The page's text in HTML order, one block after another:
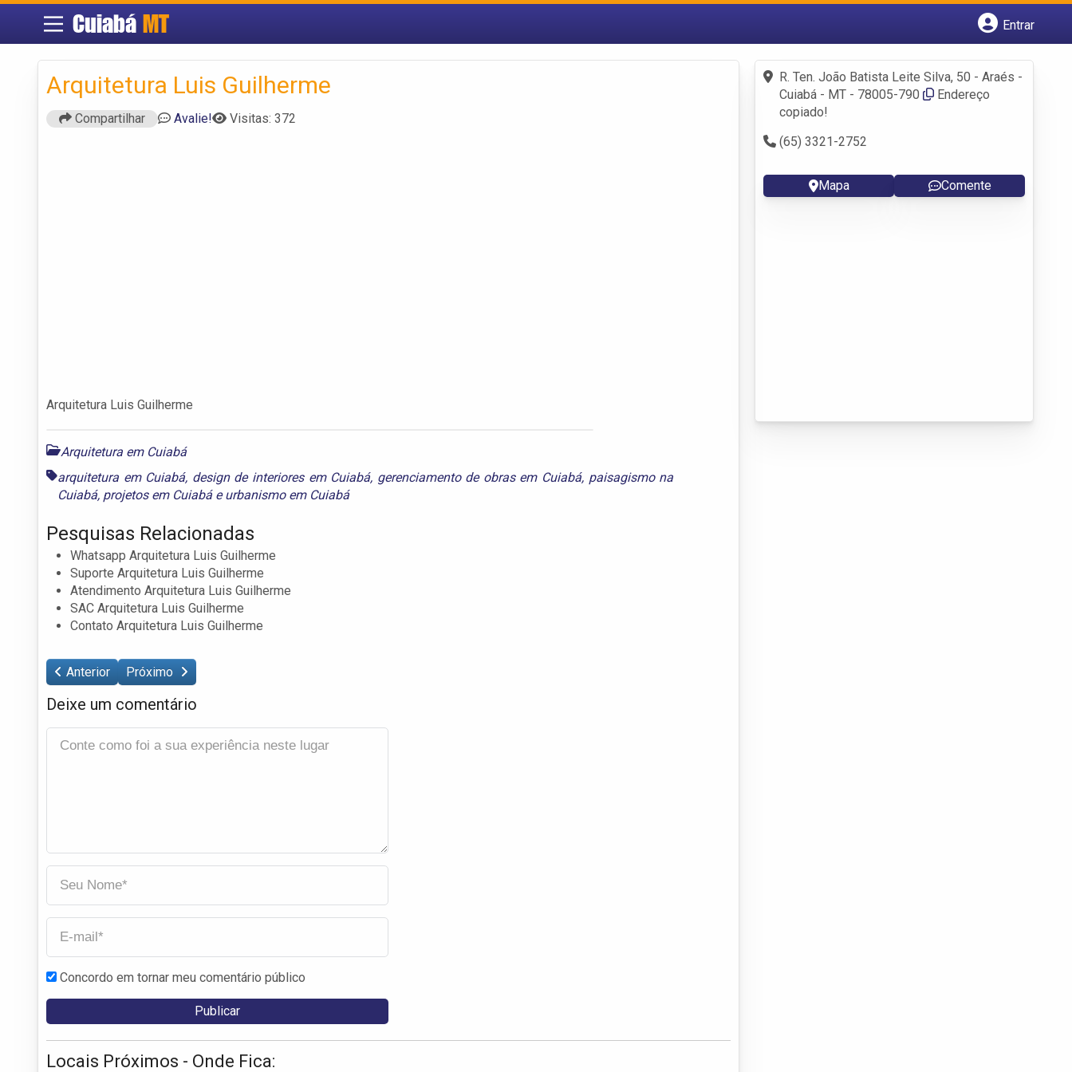
Cuiabá MT
Entrar
Fazer login
Criar conta
Arquitetura Luis Guilherme
Compartilhar Avalie! Visitas: 372
Arquitetura Luis Guilherme
Arquitetura em Cuiabá
arquitetura em Cuiabá, design de interiores em Cuiabá, gerenciamento de obras em Cuiabá, paisagismo na
Cuiabá, projetos em Cuiabáeurbanismo em Cuiabá
Pesquisas Relacionadas
Whatsapp Arquitetura Luis Guilherme
Suporte Arquitetura Luis Guilherme
Atendimento Arquitetura Luis Guilherme
SAC Arquitetura Luis Guilherme
Contato Arquitetura Luis Guilherme
Anterior Próximo
Deixe um comentário
Concordo em tornar meu comentário público
Locais Próximos - Onde Fica:
R. Ten. João Batista Leite Silva, 50 - Araés -
Cuiabá - MT - 78005-790
Endereço
copiado!
(65) 3321-2752
Mapa Comente